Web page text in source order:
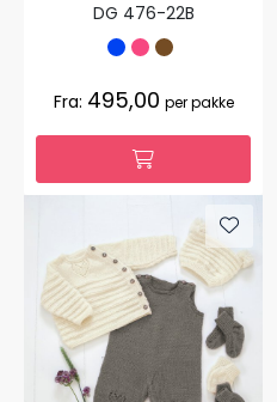
DG 476-22B
Fra: 495,00 per pakke